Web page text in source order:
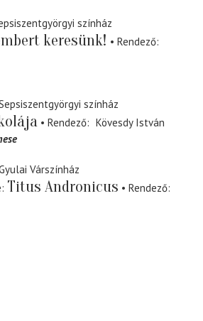
színház
keresünk!
Rendező
színház
Rendező
Kövesdy István
Várszínház
Titus Andronicus
Rendező